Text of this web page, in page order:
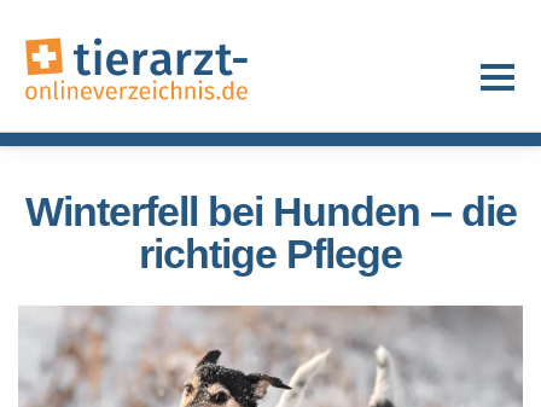
Winterfell bei Hunden – die
richtige Pflege